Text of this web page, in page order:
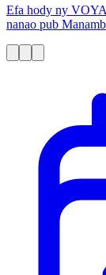
Efa hody ny
nanao pub